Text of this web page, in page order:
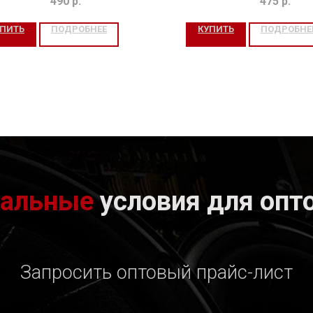
ПОДРОБНЕЕ КУПИТЬ
условия для
Запросить оптовый прайс-лист